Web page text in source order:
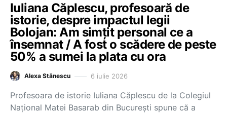
Iuliana Căplescu, profesoară de
istorie, despre impactul legii
Bolojan: Am simțit personal ce a
însemnat / A fost o scădere de peste
50% a sumei la plata cu ora
Alexa Stănescu 6 iulie 2026
Profesoara de istorie Iuliana Căplescu de la Colegiul
Național Matei Basarab din București spune că a